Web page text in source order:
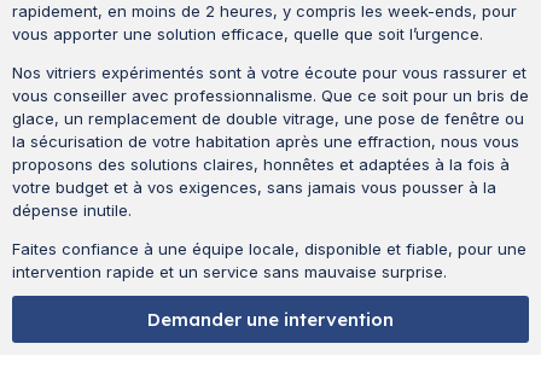
rapidement, en moins de 2 heures, y compris les week-ends, pour
vous apporter une solution efficace, quelle que soit l’urgence.
Nos vitriers expérimentés sont à votre écoute pour vous rassurer et
vous conseiller avec professionnalisme. Que ce soit pour un bris de
glace, un remplacement de double vitrage, une pose de fenêtre ou
la sécurisation de votre habitation après une effraction, nous vous
proposons des solutions claires, honnêtes et adaptées à la fois à
votre budget et à vos exigences, sans jamais vous pousser à la
dépense inutile.
Faites confiance à une équipe locale, disponible et fiable, pour une
intervention rapide et un service sans mauvaise surprise.
Demander une intervention